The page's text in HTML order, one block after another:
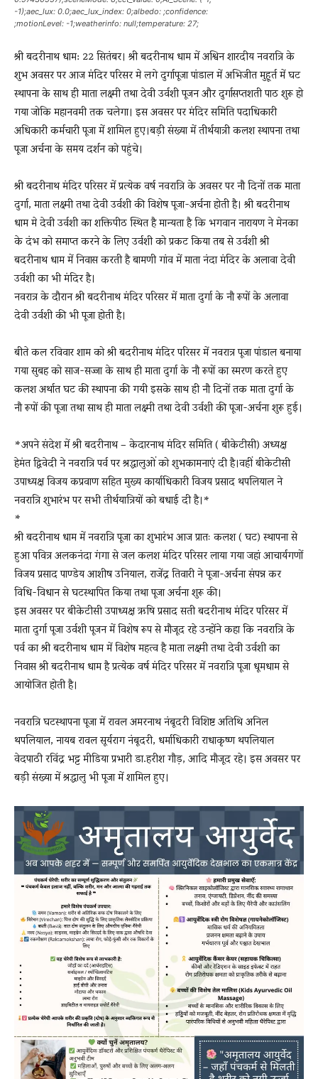
-1);aec_lux: 0.0;aec_lux_index: 0;albedo: ;confidence:
;motionLevel: -1;weatherinfo: null;temperature: 27;
श्री बदरीनाथ धाम: 22 सितंबर। श्री बदरीनाथ धाम में अश्विन शारदीय नवरात्रि के
शुभ अवसर पर आज मंदिर परिसर मे लगे दुर्गापूजा पांडाल में अभिजीत मुहूर्त में घट
स्थापना के साथ ही माता लक्ष्मी तथा देवी उर्वशी पूजन और दुर्गासप्तशती पाठ शुरू हो
गया जोकि महानवमी तक चलेगा। इस अवसर पर मंदिर समिति पदाधिकारी
अधिकारी कर्मचारी पूजा में शामिल हुए।बड़ी संख्या में तीर्थयात्री कलश स्थापना तथा
पूजा अर्चना के समय दर्शन को पहुंचे।
श्री बदरीनाथ मंदिर परिसर में प्रत्येक वर्ष नवरात्रि के अवसर पर नौ दिनों तक माता
दुर्गा, माता लक्ष्मी तथा देवी उर्वशी की विशेष पूजा-अर्चना होती है। श्री बदरीनाथ
धाम मे देवी उर्वशी का शक्तिपीठ स्थित है मान्यता है कि भगवान नारायण ने मेनका
के दंभ को समाप्त करने के लिए उर्वशी को प्रकट किया तब से उर्वशी श्री
बदरीनाथ धाम में निवास करती है बामणी गांव में माता नंदा मंदिर के अलावा देवी
उर्वशी का भी मंदिर है।
नवरात्र के दौरान श्री बदरीनाथ मंदिर परिसर में माता दुर्गा के नौ रूपों के अलावा
देवी उर्वशी की भी पूजा होती है।
बीते कल रविवार शाम को श्री बदरीनाथ मंदिर परिसर में नवरात्र पूजा पांडाल बनाया
गया सुबह को साज-सज्जा के साथ ही माता दुर्गा के नौ रूपों का स्मरण करते हुए
कलश अर्थात घट की स्थापना की गयी इसके साथ ही नौ दिनों तक माता दुर्गा के
नौ रूपों की पूजा तथा साथ ही माता लक्ष्मी तथा देवी उर्वशी की पूजा-अर्चना शुरू हुई।
*अपने संदेश में श्री बदरीनाथ – केदारनाथ मंदिर समिति ( बीकेटीसी) अध्यक्ष
हेमंत द्विवेदी ने नवरात्रि पर्व पर श्रद्धालुओं को शुभकामनाएं दी है।वहीं बीकेटीसी
उपाध्यक्ष विजय कप्रवाण सहित मुख्य कार्याधिकारी विजय प्रसाद थपलियाल ने
नवरात्रि शुभारंभ पर सभी तीर्थयात्रियों को बधाई दी है।*
*
श्री बदरीनाथ धाम में नवरात्रि पूजा का शुभारंभ आज प्रातः कलश ( घट) स्थापना से
हुआ पवित्र अलकनंदा गंगा से जल कलश मंदिर परिसर लाया गया जहां आचार्यगणों
विजय प्रसाद पाण्डेय आशीष उनियाल, राजेंद्र तिवारी ने पूजा-अर्चना संपन्न कर
विधि-विधान से घटस्थापित किया तथा पूजा अर्चना शुरू की।
इस अवसर पर बीकेटीसी उपाध्यक्ष ऋषि प्रसाद सती बदरीनाथ मंदिर परिसर में
माता दुर्गा पूजा उर्वशी पूजन में विशेष रूप से मौजूद रहे उन्होंने कहा कि नवरात्रि के
पर्व का श्री बदरीनाथ धाम में विशेष महत्व है माता लक्ष्मी तथा देवी उर्वशी का
निवास श्री बदरीनाथ धाम है प्रत्येक वर्ष मंदिर परिसर में नवरात्रि पूजा धूमधाम से
आयोजित होती है।
नवरात्रि घटस्थापना पूजा में रावल अमरनाथ नंबूदरी विशिष्ट अतिथि अनिल
थपलियाल, नायब रावल सूर्यराग नंबूदरी, धर्माधिकारी राधाकृष्ण थपलियाल
वेदपाठी रविंद्र भट्ट मीडिया प्रभारी डा.हरीश गौड़, आदि मौजूद रहे। इस अवसर पर
बड़ी संख्या में श्रद्धालु भी पूजा में शामिल हुए।